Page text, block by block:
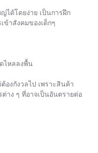
ได้โดยง่าย เป็นการฝึก
ข้าสังคมของเด็กๆ
ไหลลงพื้น
องกังวลไป เพราะสินค้า
าง ๆ ที่อาจเป็นอันตรายต่อ